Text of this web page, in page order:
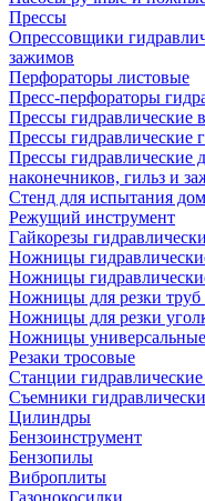
Прессы
Опрессовщики
зажимов
Перфораторы листовые
Пресс-перфораторы
Прессы гидравлические
Прессы гидравлические
Прессы гидравлические
наконечников, гильз и
Стенд для испытания
Режущий инструмент
Гайкорезы
Ножницы
Ножницы
Ножницы для резки труб
Ножницы для резки
Ножницы универсальные
Резаки тросовые
Станции
Съемники
Цилиндры
Бензоинструмент
Бензопилы
Виброплиты
Газонокосилки